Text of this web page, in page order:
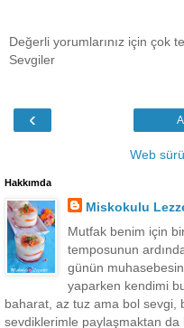
Değerli yorumlarınız için çok
Sevgiler
‹
Web
Hakkımda
Miskokulu
Mutfak benim için
temposunun
günün
yaparken kendimi
baharat, az tuz ama bol sevgi,
sevdiklerimle paylaşmaktan da